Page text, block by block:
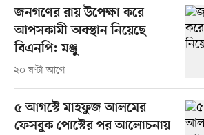
জনগণের রায় উপেক্ষা করে
আপসকামী অবস্থান নিয়েছে
বিএনপি: মঞ্জু
২০ ঘণ্টা আগে
৫ আগস্টে মাহফুজ আলমের
ফেসবুক পোস্টের পর আলোচনায়